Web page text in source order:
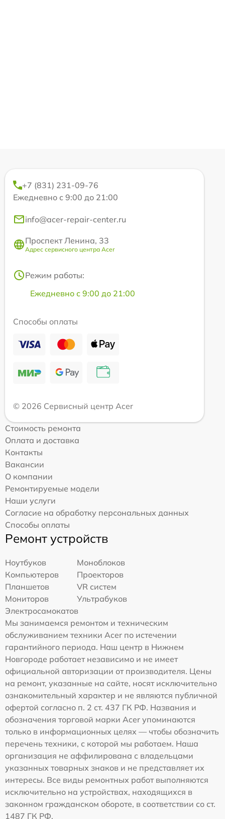
+7 (831) 231-09-76
Ежедневно с 9:00 до 21:00
info@acer-repair-center.ru
Проспект Ленина, 33
Адрес сервисного центра Acer
Режим работы:
Ежедневно с 9:00 до 21:00
Способы оплаты
© 2026 Сервисный центр Acer
Стоимость ремонта
Оплата и доставка
Контакты
Вакансии
О компании
Ремонтируемые модели
Наши услуги
Согласие на обработку персональных данных
Способы оплаты
Ремонт устройств
Ноутбуков
Моноблоков
Компьютеров
Проекторов
Планшетов
VR систем
Мониторов
Ультрабуков
Электросамокатов
Мы занимаемся ремонтом и техническим
обслуживанием техники Acer по истечении
гарантийного периода. Наш центр в Нижнем
Новгороде работает независимо и не имеет
официальной авторизации от производителя. Цены
на ремонт, указанные на сайте, носят исключительно
ознакомительный характер и не являются публичной
офертой согласно п. 2 ст. 437 ГК РФ. Названия и
обозначения торговой марки Acer упоминаются
только в информационных целях — чтобы обозначить
перечень техники, с которой мы работаем. Наша
организация не аффилирована с владельцами
указанных товарных знаков и не представляет их
интересы. Все виды ремонтных работ выполняются
исключительно на устройствах, находящихся в
законном гражданском обороте, в соответствии со ст.
1487 ГК РФ.